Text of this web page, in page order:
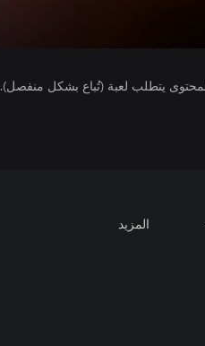
يتطلب لعبة (تُباع بشكل منفصل).
المزيد